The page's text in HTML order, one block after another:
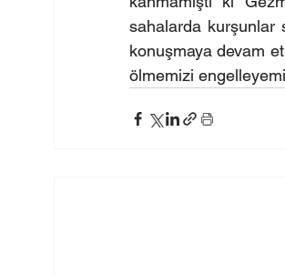
sahalarda kurşunlar
konuşmaya devam
ölmemizi